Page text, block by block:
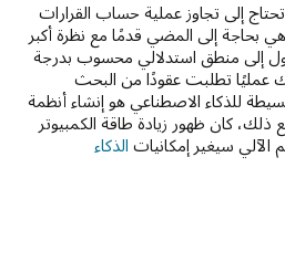
إلى تجاوز عملية حساب القرارات
وهي بحاجة إلى المضي قدمًا مع نظرة أكبر
إلى منطق استدلالي محسوب بدرجة
عمليًا تطلبت عقودًا من البحث
للذكاء الاصطناعي هو إنشاء أنظمة
ذلك، كان ظهور زيادة طاقة الكمبيوتر
الآلي سيغير إمكانيات الذكاء